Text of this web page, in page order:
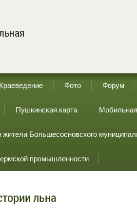
Краеведение Фото Форум
Пушкинская карта
Большесосновского
промышленности
льна